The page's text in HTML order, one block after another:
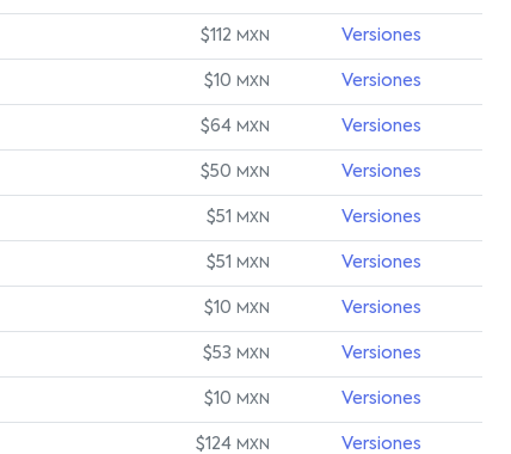
$112 MXN Versiones
$10 MXN Versiones
$64 MXN Versiones
$50 MXN Versiones
$51 MXN Versiones
$51 MXN Versiones
$10 MXN Versiones
$53 MXN Versiones
$10 MXN Versiones
$124 MXN Versiones